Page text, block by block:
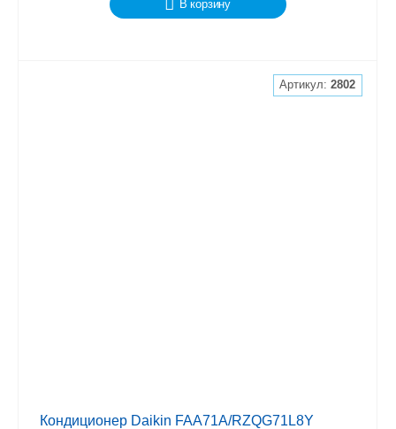
В корзину
Артикул:2802
Кондиционер Daikin FAA71A/RZQG71L8Y